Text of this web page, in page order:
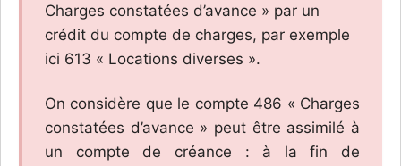
Charges constatées d’avance » par un
crédit du compte de charges, par exemple
ici 613 « Locations diverses ».
On considère que le compte 486 « Charges
constatées d’avance » peut être assimilé à
un compte de créance : à la fin de